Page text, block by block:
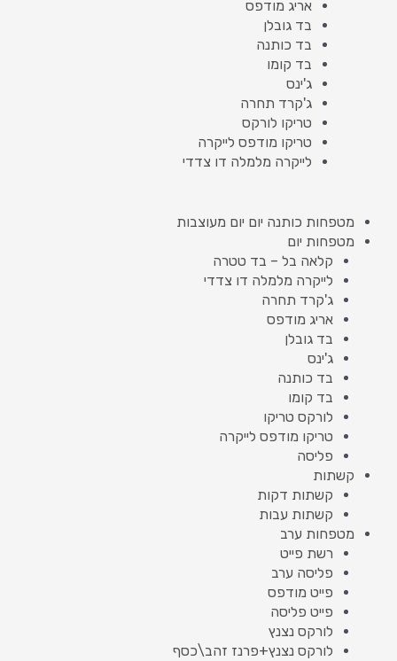
אריג מודפס
בד גובלן
בד כותנה
בד קומו
ג'ינס
ג'קרד תחרה
טריקו לורקס
טריקו מודפס לייקרה
לייקרה מלמלה דו צדדי
מטפחות כותנה יום יום מעוצבות
מטפחות יום
קלאה בל – בד טטרה
לייקרה מלמלה דו צדדי
ג'קרד תחרה
אריג מודפס
בד גובלן
ג'ינס
בד כותנה
בד קומו
לורקס טריקו
טריקו מודפס לייקרה
פליסה
קשתות
קשתות דקות
קשתות עבות
מטפחות ערב
רשת פייט
פליסה ערב
פייט מודפס
פייט פליסה
לורקס נצנץ
לורקס נצנץ+פרנז זהב\כסף